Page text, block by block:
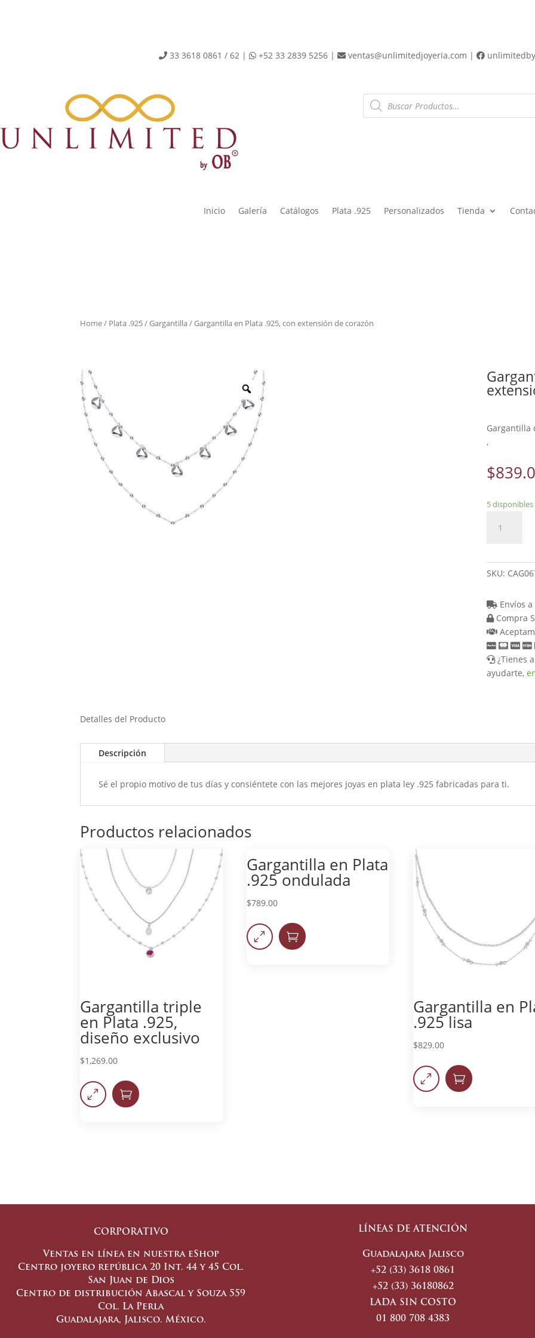
33 3618 0861 / 62 | +52 33 2839 5256 | ventas@unlimitedjoyeria.com |
Products
search
Inicio Galería Catálogos Plata .925 Personalizados Tienda
Home/ Plata .925/Gargantilla/ Gargantilla en Plata .925, con extensión de corazón
Gargantilla
,
$
5 disponibles
con
de
corazón
cantidad
SKU:
Envíos a
Compra
¿Tienes
ayudarte,
Detalles del Producto
Descripción
Sé el propio motivo de tus días y consiéntete con las mejores joyas en plata ley .925 fabricadas para ti.
Productos relacionados
Gargantilla triple
en Plata .925,
diseño exclusivo
$1,269.00
0 
Gargantilla en Plata
.925 ondulada
$789.00
0 
Gargantilla en
.925 lisa
$829.00
0 
CORPORATIVO
Ventas en línea en nuestra eShop
Centro joyero república 20 Int. 44 y 45 Col.
San Juan de Dios
Centro de distribución Abascal y Souza 559
Col. La Perla
Guadalajara, Jalisco. México.
LÍNEAS DE ATENCIÓN
Guadalajara Jalisco
+52 (33) 3618 0861
+52 (33) 36180862
LADA SIN COSTO
01 800 708 4383